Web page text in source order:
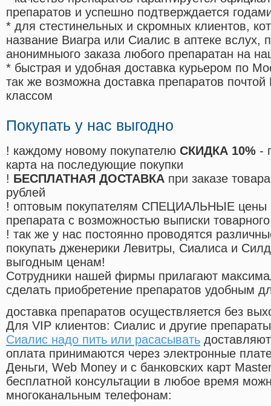
препаратов и успешно подтверждается
* для стестинельных и скромных клиентов,
название Виагра или Сиалис в аптеке вслух,
анонимныого заказа любого препаратан на
* быстрая и удобная доставка курьером по
так же возможна доставка препаратов
классом
Покупать у нас выгодно
! каждому новому покупателю СКИДКА 10% -
карта на последующие покупки
! БЕСПЛАТНАЯ ДОСТАВКА при заказе
рублей
! оптовым покупателям СПЕЦИАЛЬНЫЕ цены
препарата с возможностью выписки
! так же у нас постоянно проводятся
покупать дженерики Левитры, Сиалиса и
выгодным ценам!
Cотрудники нашей фирмы прилагают
сделать приобретение препаратов удобным
доставка препаратов осуществляется без
Для VIP клиентов: Сиалис и другие
Сиалис надо пить или расасывать
оплата принимаются через электронные
Деньги, Web Money и с банковских карт
бесплатной консультации в любое время
многоканальным телефонам: